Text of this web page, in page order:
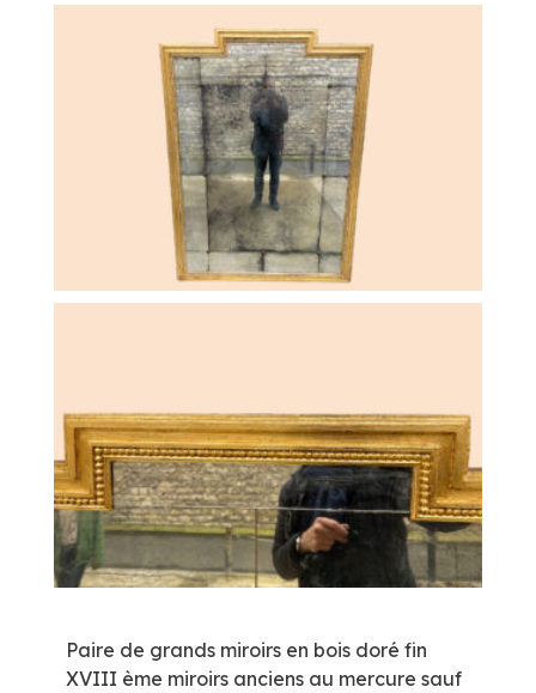
Paire de grands miroirs en bois doré fin
XVIII ème miroirs anciens au mercure sauf